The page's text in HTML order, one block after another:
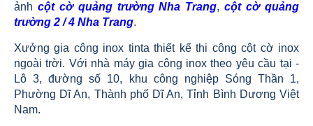
ảnh cột cờ quảng trường Nha Trang,cột cờ quảng
trường 2 / 4 Nha Trang.
Xưởng gia công inox tinta thiết kế thi công cột cờ inox
ngoài trời. Với nhà máy gia công inox theo yêu cầu tại -
Lô 3, đường số 10, khu công nghiệp Sóng Thần 1,
Phường Dĩ An, Thành phố Dĩ An, Tỉnh Bình Dương Việt
Nam.